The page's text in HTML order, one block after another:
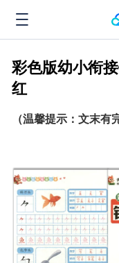
彩色版幼小衔
红
（温馨提示：文末有